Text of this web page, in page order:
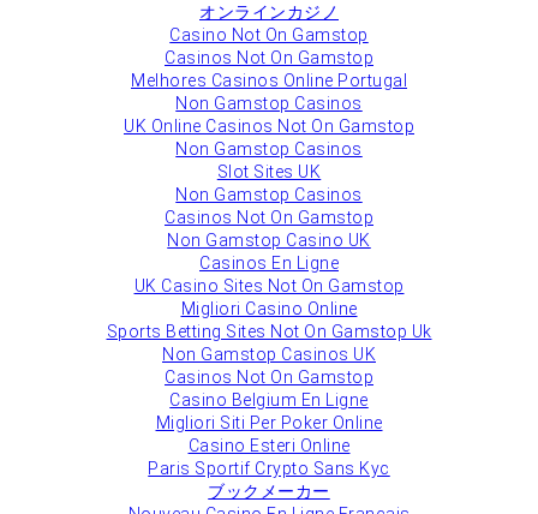
オンラインカジノ
Casino Not On Gamstop
Casinos Not On Gamstop
Melhores Casinos Online Portugal
Non Gamstop Casinos
UK Online Casinos Not On Gamstop
Non Gamstop Casinos
Slot Sites UK
Non Gamstop Casinos
Casinos Not On Gamstop
Non Gamstop Casino UK
Casinos En Ligne
UK Casino Sites Not On Gamstop
Migliori Casino Online
Sports Betting Sites Not On Gamstop Uk
Non Gamstop Casinos UK
Casinos Not On Gamstop
Casino Belgium En Ligne
Migliori Siti Per Poker Online
Casino Esteri Online
Paris Sportif Crypto Sans Kyc
ブックメーカー